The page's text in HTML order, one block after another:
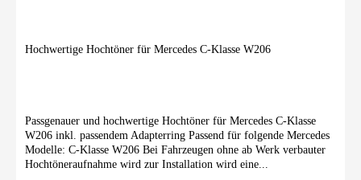
Hochwertige Hochtöner für Mercedes C-Klasse W206
Passgenauer und hochwertige Hochtöner für Mercedes C-Klasse
W206 inkl. passendem Adapterring Passend für folgende Mercedes
Modelle: C-Klasse W206 Bei Fahrzeugen ohne ab Werk verbauter
Hochtöneraufnahme wird zur Installation wird eine...